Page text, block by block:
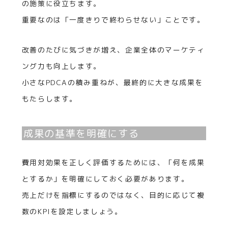
の施策に役立ちます。
重要なのは「一度きりで終わらせない」ことです。
改善のたびに気づきが増え、企業全体のマーケティ
ング力も向上します。
小さなPDCAの積み重ねが、最終的に大きな成果を
もたらします。
成果の基準を明確にする
費用対効果を正しく評価するためには、「何を成果
とするか」を明確にしておく必要があります。
売上だけを指標にするのではなく、目的に応じて複
数のKPIを設定しましょう。